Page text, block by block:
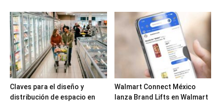
Claves para el diseño y
distribución de espacio en
Walmart Connect México
lanza Brand Lifts en Walmart